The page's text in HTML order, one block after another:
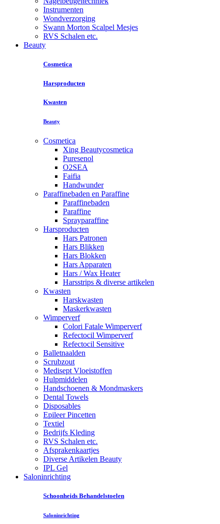
Instrumenten
Wondverzorging
Swann Morton Scalpel Mesjes
RVS Schalen etc.
Beauty
Cosmetica
Harsproducten
Kwasten
Beauty
Cosmetica
Xing Beautycosmetica
Puresenol
O2SEA
Faifia
Handwunder
Paraffinebaden en Paraffine
Paraffinebaden
Paraffine
Sprayparaffine
Harsproducten
Hars Patronen
Hars Blikken
Hars Blokken
Hars Apparaten
Hars / Wax Heater
Harsstrips & diverse artikelen
Kwasten
Harskwasten
Maskerkwasten
Wimperverf
Colori Fatale Wimperverf
Refectocil Wimperverf
Refectocil Sensitive
Balletnaalden
Scrubzout
Medisept Vloeistoffen
Hulpmiddelen
Handschoenen & Mondmaskers
Dental Towels
Disposables
Epileer Pincetten
Textiel
Bedrijfs Kleding
RVS Schalen etc.
Afsprakenkaartjes
Diverse Artikelen Beauty
IPL Gel
Saloninrichting
Schoonheids Behandelstoelen
Saloninrichting